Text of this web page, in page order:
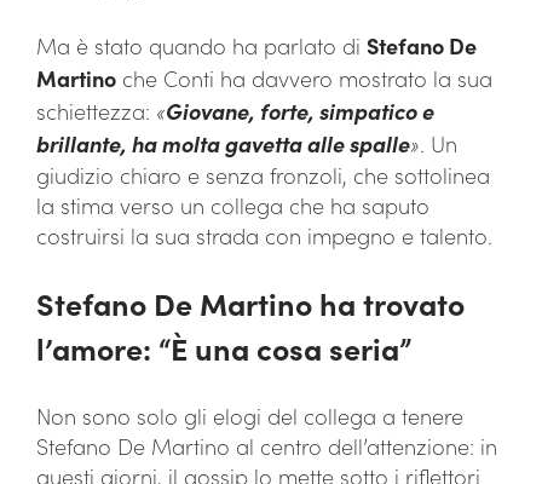
Ma è stato quando ha parlato di Stefano De
Martino che Conti ha davvero mostrato la sua
schiettezza: «Giovane, forte, simpatico e
brillante, ha molta gavetta alle spalle». Un
giudizio chiaro e senza fronzoli, che sottolinea
la stima verso un collega che ha saputo
costruirsi la sua strada con impegno e talento.
Stefano De Martino ha trovato
l’amore: “È una cosa seria”
Non sono solo gli elogi del collega a tenere
Stefano De Martino al centro dell’attenzione: in
questi giorni, il gossip lo mette sotto i riflettori